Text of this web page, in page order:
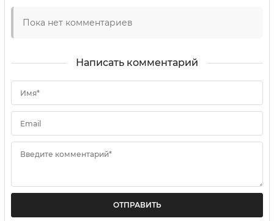
Пока нет комментариев
Написать комментарий
Имя*
Email
Введите комментарий*
ОТПРАВИТЬ